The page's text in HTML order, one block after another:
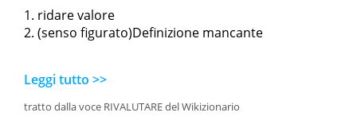
ridare valore
(senso figurato)Definizione mancante
Leggi tutto >>
tratto dalla voce RIVALUTARE del Wikizionario